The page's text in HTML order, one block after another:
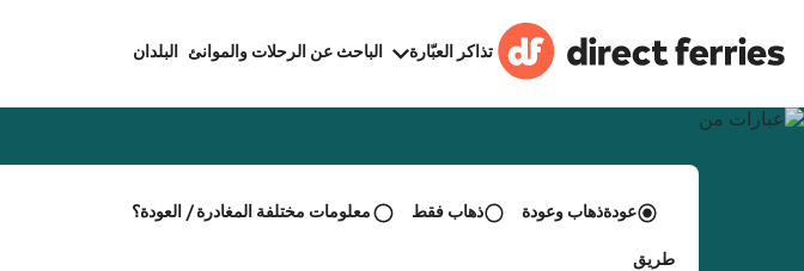
تذاكر العبّارة الباحث عن الرحلات والموانئ البلدان
عودةذهاب وعودة ذهاب فقط معلومات مختلفة المغادرة / العودة؟
طريق